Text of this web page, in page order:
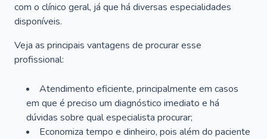
com o clínico geral, já que há diversas especialidades
disponíveis.
Veja as principais vantagens de procurar esse
profissional:
Atendimento eficiente, principalmente em casos
em que é preciso um diagnóstico imediato e há
dúvidas sobre qual especialista procurar;
Economiza tempo e dinheiro, pois além do paciente